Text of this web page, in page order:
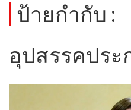
ป้ายกำกับ :
อุปสรรคประ